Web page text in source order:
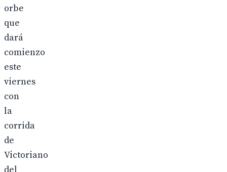
orbe
que
dará
comienzo
este
viernes
con
la
corrida
de
Victoriano